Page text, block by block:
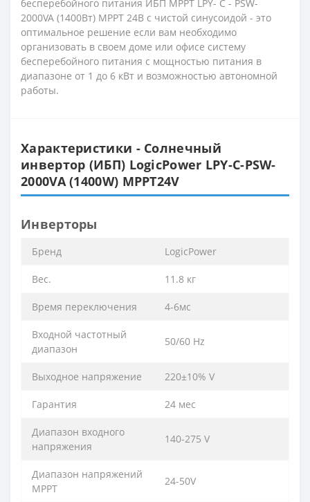
бесперебойного питания ИБП МРРТ LPY- С - PSW-
2000VA (1400Вт) MPPT 24В с чистой синусоидой - это
оптимальное решение если вам необходимо
организовать в своем доме или офисе систему
бесперебойного питания с мощностью питания в
диапазоне от 1 до 6 кВт и возможностью автономной
работы.
Характеристики - Солнечный
инвертор (ИБП) LogicPower LPY-C-PSW-
2000VA (1400W) MPPT24V
Инверторы
Бренд LogicPower
Вес. 11.8 кг
Время переключения 4-6мс
Входной частотный
диапазон
50/60 Hz
Выходное напряжение 220±10% V
Гарантия 24 мес
Диапазон входного
напряжения
140-275 V
Диапазон напряжений
MPPT
24-50V